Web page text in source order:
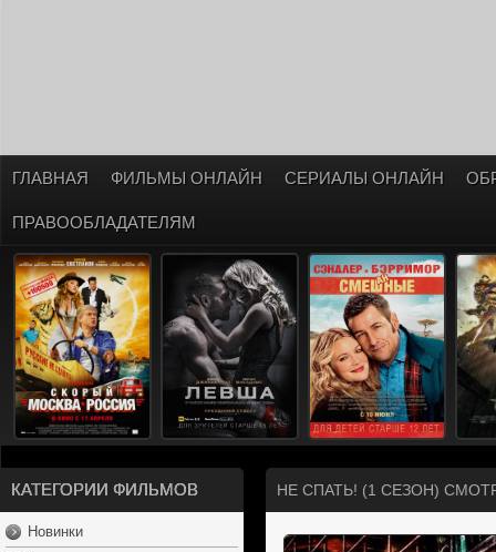
ГЛАВНАЯ ФИЛЬМЫ ОНЛАЙН СЕРИАЛЫ ОНЛАЙН
ПРАВООБЛАДАТЕЛЯМ
КАТЕГОРИИ ФИЛЬМОВ
Новинки
НЕ СПАТЬ! (1 СЕЗОН)